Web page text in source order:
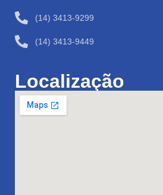
(14) 3413-9299
(14) 3413-9449
Localização